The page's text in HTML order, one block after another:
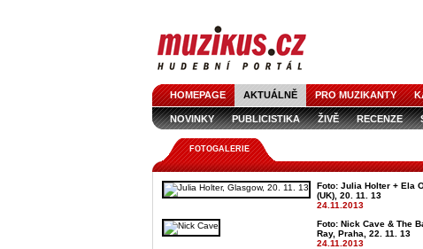
HOMEPAGE AKTUÁLNĚ PRO MUZIKANTY
NOVINKY PUBLICISTIKA ŽIVĚ RECENZE
FOTOGALERIE
Foto: Julia Holter + Ela
(UK), 20. 11. 13
24.11.2013
Foto: Nick Cave & The
Ray, Praha, 22. 11. 13
24.11.2013